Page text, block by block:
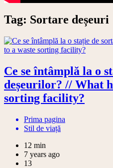
Tag: Sortare deșeuri
Ce se întâmplă la o
deșeurilor? // What
sorting facility?
Prima pagina
Stil de viață
12 min
7 years ago
13